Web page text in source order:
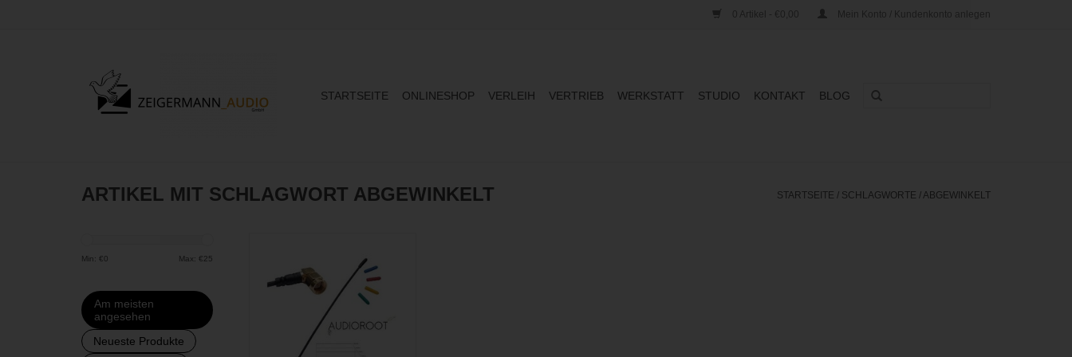
0 Artikel - €0,00 Mein Konto / Kundenkonto anlegen
STARTSEITE ONLINESHOP VERLEIH VERTRIEB WERKSTATT STUDIO KONTAKT BLOG
ARTIKEL MIT SCHLAGWORT ABGEWINKELT STARTSEITE / SCHLAGWORTE /ABGEWINKELT
Min: € 0 Max: €25
Am meisten
angesehen
Neueste Produkte
ZUM WARENKORB HINZUFÜGEN